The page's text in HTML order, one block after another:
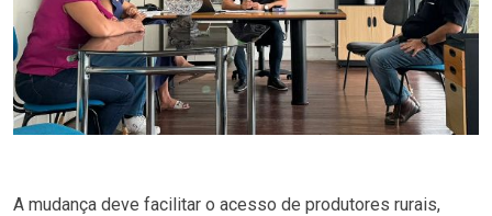
A mudança deve facilitar o acesso de produtores rurais,